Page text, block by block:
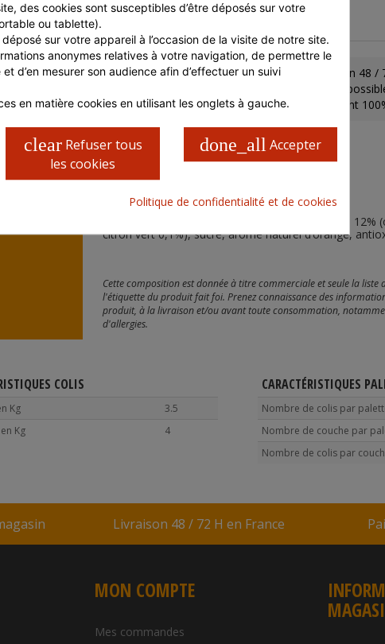
ou retrait en
Livraison 48 /
Retrait
Paiement
COMPOSITION
Eau de source, jus de fruits à base de concentré 12%
citron vert 0,1%), sucre, arôme naturel d’orange,
Cette composition est donnée à titre commerciale et seule la liste
l'étiquette du produit fait foi. Prenez connaissance des
produit, à la livraison et/ou avant toute consommation,
d'allergies.
COLIS
Kg
3.5
Kg
4
CARACTÉRISTIQUES
Nombre de colis par
Nombre de couche par
Nombre de colis par
Livraison 48 / 72 H en France
MON COMPTE
Mes commandes
des cookies sont susceptibles d’être déposés sur votre
ou tablette).
sur votre appareil à l’occasion de la visite de notre site.
anonymes relatives à votre navigation, de permettre le
d’en mesurer son audience afin d’effectuer un suivi
en matière cookies en utilisant les onglets à gauche.
done_all Accepter
clear Refuser tous
les cookies
Politique de confidentialité et de cookies